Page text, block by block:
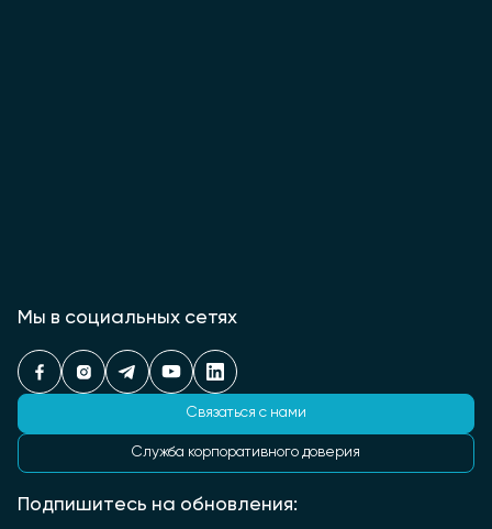
Мы в социальных сетях
Связаться с нами
Служба корпоративного доверия
Подпишитесь на обновления: